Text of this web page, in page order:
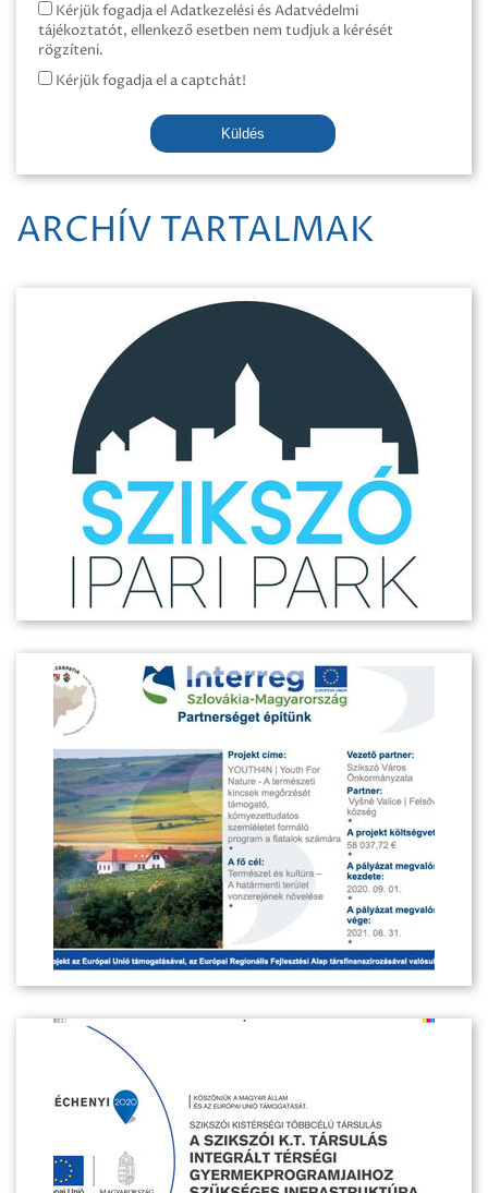
Kérjük fogadja el Adatkezelési és Adatvédelmi
tájékoztatót, ellenkező esetben nem tudjuk a kérését
rögzíteni.
Kérjük fogadja el a captchát!
Küldés
ARCHÍV TARTALMAK